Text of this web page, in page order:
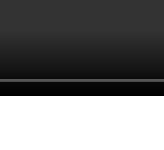
avançam 11% em quase